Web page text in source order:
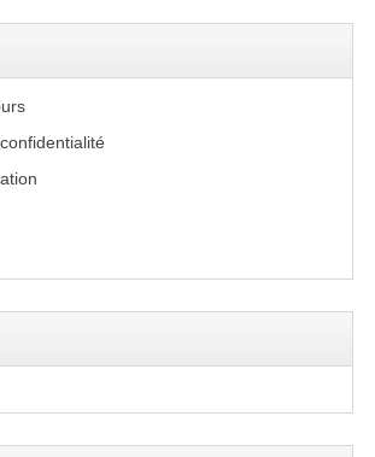
Filtres Actifs, Correcteurs
Haut-Parleurs Amplis Guitare
Pavillons Pour Enceinte
Tweeters Pour Enceintes